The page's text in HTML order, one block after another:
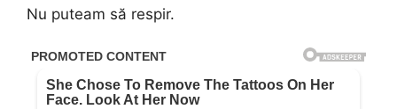
Nu puteam să respir.